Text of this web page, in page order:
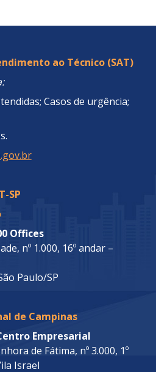
ao Técnico (SAT)
Casos de urgência;
SP
Offices
nº 1.000, 16º andar –
Paulo/SP
de Campinas
Empresarial
de Fátima, nº 3.000, 1º
Israel